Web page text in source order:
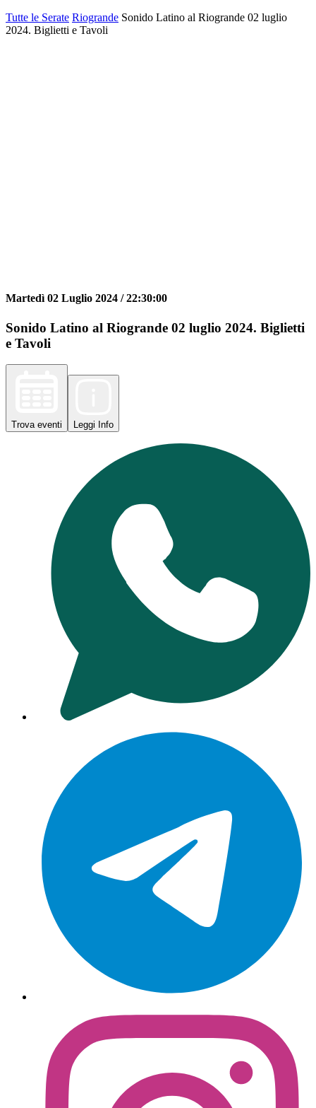
Tutte le Serate Riogrande Sonido Latino al Riogrande 02 luglio
2024. Biglietti e Tavoli
Martedì 02 Luglio 2024 /22:30:00
Sonido Latino al Riogrande 02 luglio 2024. Biglietti
e Tavoli
Trova eventi Leggi Info